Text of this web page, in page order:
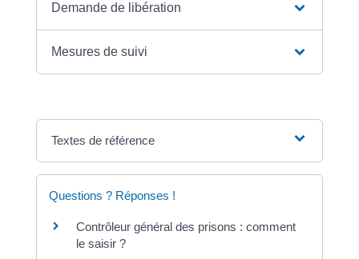
Demande de libération
Mesures de suivi
Textes de référence
Questions ? Réponses !
Contrôleur général des prisons : comment
le saisir ?